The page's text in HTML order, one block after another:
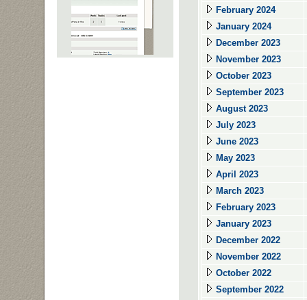
February 2024
January 2024
December 2023
November 2023
October 2023
September 2023
August 2023
July 2023
June 2023
May 2023
April 2023
March 2023
February 2023
January 2023
December 2022
November 2022
October 2022
September 2022